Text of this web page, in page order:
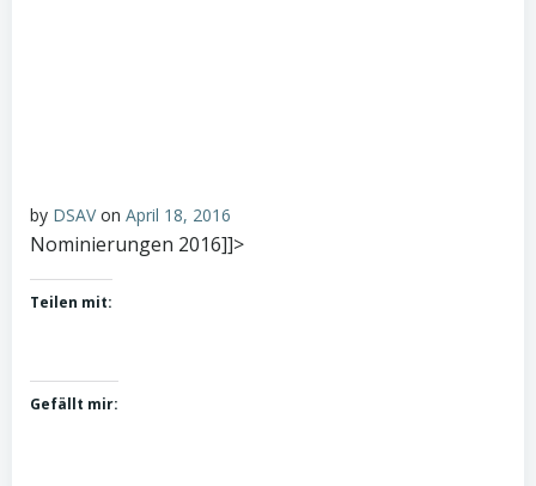
by DSAV on April 18, 2016
Nominierungen 2016]]>
Teilen mit:
Gefällt mir: